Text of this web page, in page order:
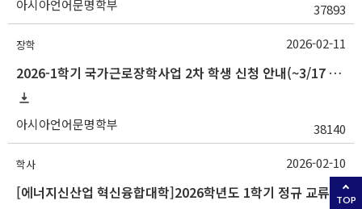
아시아언어문명학부 37893
장학
2026-1학기 국가근로장학사업 2차 학생 신청 안내(~3/17 18:00)
아시아언어문명학부 38140
2026-02-11
학사
[에너지신산업 혁신융합대학]2026학년도 1학기 정규 교류 수학 안내(경남정보대)
2026-02-10
TOP